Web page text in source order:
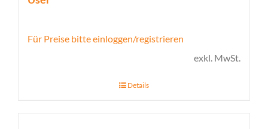
Für Preise bitte einloggen/registrieren
exkl. MwSt.
Details